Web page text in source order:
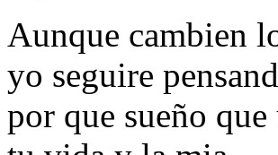
Aunque cambien
yo seguire
por que sueño que